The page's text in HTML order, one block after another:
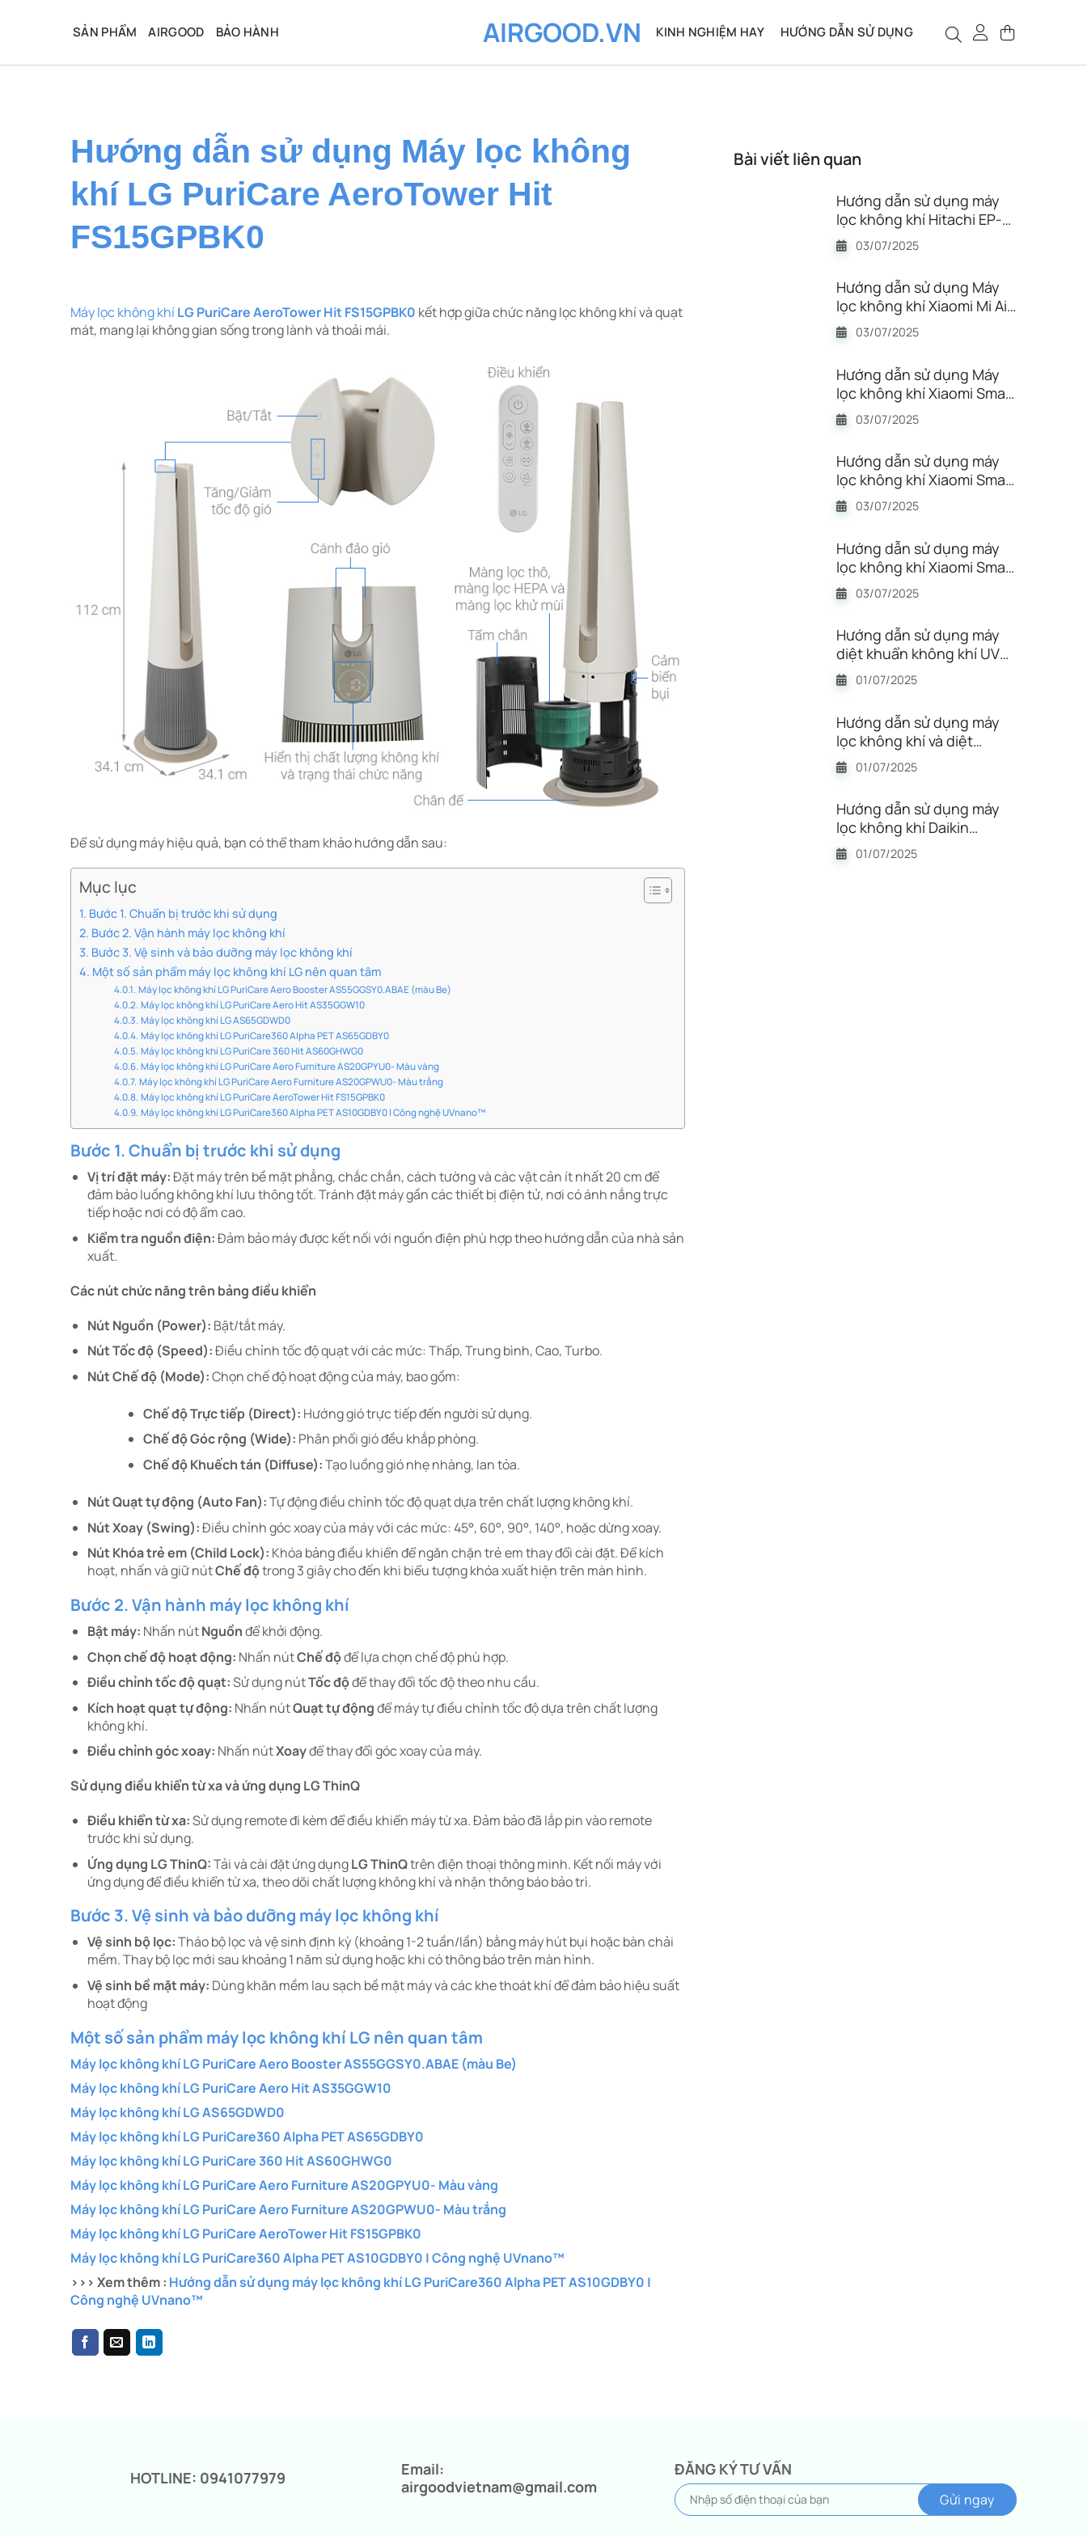
dung
AIRGOOD.VN
SẢN PHẨM AIRGOOD BẢO HÀNH KINH NGHIỆM HAY HƯỚNG DẪN SỬ DỤNG
Hướng dẫn sử dụng Máy lọc không
khí LG PuriCare AeroTower Hit
FS15GPBK0
​Máy lọc không khí LG PuriCare AeroTower Hit FS15GPBK0 kết hợp giữa chức năng lọc không khí và quạt
mát, mang lại không gian sống trong lành và thoải mái.
Để sử dụng máy hiệu quả, bạn có thể tham khảo hướng dẫn sau:​
Mục lục
Bước 1. Chuẩn bị trước khi sử dụng
Bước 2. Vận hành máy lọc không khí
Bước 3. Vệ sinh và bảo dưỡng máy lọc không khí
Một số sản phẩm máy lọc không khí LG nên quan tâm
Máy lọc không khí LG PuriCare Aero Booster AS55GGSY0.ABAE (màu Be)
Máy lọc không khí LG PuriCare Aero Hit AS35GGW10
Máy lọc không khí LG AS65GDWD0
Máy lọc không khí LG PuriCare360 Alpha PET AS65GDBY0
Máy lọc không khí LG PuriCare 360 Hit AS60GHWG0
Máy lọc không khí LG PuriCare Aero Furniture AS20GPYU0- Màu vàng
Máy lọc không khí LG PuriCare Aero Furniture AS20GPWU0- Màu trắng
Máy lọc không khí LG PuriCare AeroTower Hit FS15GPBK0
Máy lọc không khí LG PuriCare360 Alpha PET AS10GDBY0 | Công nghệ UVnano™
Bước 1. Chuẩn bị trước khi sử dụng
Vị trí đặt máy:Đặt máy trên bề mặt phẳng, chắc chắn, cách tường và các vật cản ít nhất 20 cm để
đảm bảo luồng không khí lưu thông tốt. Tránh đặt máy gần các thiết bị điện tử, nơi có ánh nắng trực
tiếp hoặc nơi có độ ẩm cao.
Kiểm tra nguồn điện:Đảm bảo máy được kết nối với nguồn điện phù hợp theo hướng dẫn của nhà sản
xuất.​
Các nút chức năng trên bảng điều khiển
Nút Nguồn (Power): Bật/tắt máy.​
Nút Tốc độ (Speed):Điều chỉnh tốc độ quạt với các mức: Thấp, Trung bình, Cao, Turbo.​
Nút Chế độ (Mode):Chọn chế độ hoạt động của máy, bao gồm:​
Chế độ Trực tiếp (Direct): Hướng gió trực tiếp đến người sử dụng.​
Chế độ Góc rộng (Wide): Phân phối gió đều khắp phòng.​
Chế độ Khuếch tán (Diffuse):Tạo luồng gió nhẹ nhàng, lan tỏa.​
Nút Quạt tự động (Auto Fan):Tự động điều chỉnh tốc độ quạt dựa trên chất lượng không khí.​
Nút Xoay (Swing):Điều chỉnh góc xoay của máy với các mức: 45°, 60°, 90°, 140°, hoặc dừng xoay.​
Nút Khóa trẻ em (Child Lock): Khóa bảng điều khiển để ngăn chặn trẻ em thay đổi cài đặt. Để kích
hoạt, nhấn và giữ nútChế độtrong 3 giây cho đến khi biểu tượng khóa xuất hiện trên màn hình.
Bước 2. Vận hành máy lọc không khí
Bật máy: Nhấn nútNguồnđể khởi động.​
Chọn chế độ hoạt động: Nhấn nútChế độđể lựa chọn chế độ phù hợp.​
Điều chỉnh tốc độ quạt:Sử dụng nútTốc độđể thay đổi tốc độ theo nhu cầu.​
Kích hoạt quạt tự động: Nhấn nútQuạt tự độngđể máy tự điều chỉnh tốc độ dựa trên chất lượng
không khí.​
Điều chỉnh góc xoay: Nhấn nútXoayđể thay đổi góc xoay của máy.​
Sử dụng điều khiển từ xa và ứng dụng LG ThinQ
Điều khiển từ xa:Sử dụng remote đi kèm để điều khiển máy từ xa. Đảm bảo đã lắp pin vào remote
trước khi sử dụng.​
Ứng dụng LG ThinQ:Tải và cài đặt ứng dụngLG ThinQtrên điện thoại thông minh. Kết nối máy với
ứng dụng để điều khiển từ xa, theo dõi chất lượng không khí và nhận thông báo bảo trì.​
Bước 3. Vệ sinh và bảo dưỡng máy lọc không khí
Vệ sinh bộ lọc:Tháo bộ lọc và vệ sinh định kỳ (khoảng 1-2 tuần/lần) bằng máy hút bụi hoặc bàn chải
mềm. Thay bộ lọc mới sau khoảng 1 năm sử dụng hoặc khi có thông báo trên màn hình.
Vệ sinh bề mặt máy: Dùng khăn mềm lau sạch bề mặt máy và các khe thoát khí để đảm bảo hiệu suất
hoạt động
Một số sản phẩm máy lọc không khí LG nên quan tâm
Máy lọc không khí LG PuriCare Aero Booster AS55GGSY0.ABAE (màu Be)
Máy lọc không khí LG PuriCare Aero Hit AS35GGW10
Máy lọc không khí LG AS65GDWD0
Máy lọc không khí LG PuriCare360 Alpha PET AS65GDBY0
Máy lọc không khí LG PuriCare 360 Hit AS60GHWG0
Máy lọc không khí LG PuriCare Aero Furniture AS20GPYU0- Màu vàng
Máy lọc không khí LG PuriCare Aero Furniture AS20GPWU0- Màu trắng
Máy lọc không khí LG PuriCare AeroTower Hit FS15GPBK0
Máy lọc không khí LG PuriCare360 Alpha PET AS10GDBY0 | Công nghệ UVnano™
>>> Xem thêm : Hướng dẫn sử dụng máy lọc không khí LG PuriCare360 Alpha PET AS10GDBY0 |
Công nghệ UVnano™
Bài viết liên quan
Hướng dẫn sử dụng máy
lọc không khí Hitachi EP-
TZ50 (48m²) chi tiết
03/07/2025
Hướng dẫn sử dụng Máy
lọc không khí Xiaomi Mi Air
Purifier Elite BHR6359EU
03/07/2025
Hướng dẫn sử dụng Máy
lọc không khí Xiaomi Smart
Air Purifier 4 Pro
BHR5056EU
03/07/2025
Hướng dẫn sử dụng máy
lọc không khí Xiaomi Smart
Air Purifier 4 BHR5096GL
03/07/2025
Hướng dẫn sử dụng máy
lọc không khí Xiaomi Smart
Air Purifier 4 Lite
BHR5274GL
03/07/2025
Hướng dẫn sử dụng máy
diệt khuẩn không khí UV
Power Max Power CESCO
VS-410P
01/07/2025
Hướng dẫn sử dụng máy
lọc không khí và diệt
khuẩn UV Power Dual Care
CESCO VS-411P chi tiết
01/07/2025
Hướng dẫn sử dụng máy
lọc không khí Daikin
MC30YVM7
01/07/2025
HOTLINE: 0941077979
Email:
airgoodvietnam@gmail.com
ĐĂNG KÝ TƯ VẤN